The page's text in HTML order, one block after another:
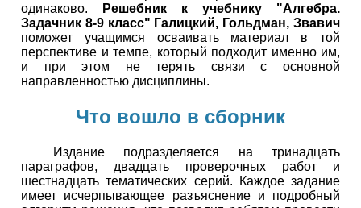
одинаково.
Решебник к учебнику "Алгебра.
Задачник 8-9 класс" Галицкий, Гольдман, Звавич
поможет учащимся осваивать материал в той
перспективе и темпе, который подходит именно им,
и при этом не терять связи с основной
направленностью дисциплины.
Что вошло в сборник
Издание подразделяется на тринадцать
параграфов, двадцать проверочных работ и
шестнадцать тематических серий. Каждое задание
имеет исчерпывающее разъяснение и подробный